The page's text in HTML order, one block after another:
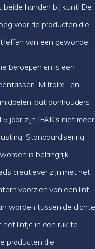
handen bij kunt! De
voor de producten die
van een gewonde.
beroepen en is een
Militaire- en
patroonhouders
jaar zijn IFAK's niet meer
Standaardisering
is belangrijk
creatiever zijn met het
voorzien van een lint
worden tussen de dichte
het lintje in een ruk te
producten die